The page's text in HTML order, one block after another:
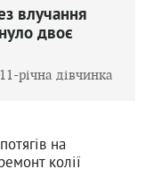
влучання
двоє
річна дівчинка
на
колії